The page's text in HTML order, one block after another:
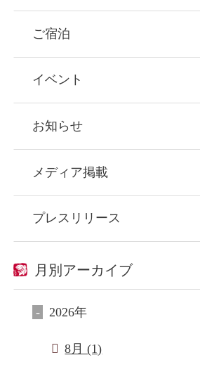
ご宿泊
イベント
お知らせ
メディア掲載
プレスリリース
月別アーカイブ
2026年
8月 (1)